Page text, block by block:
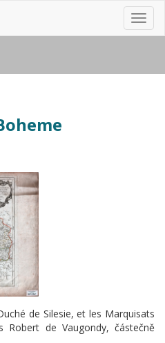
de Silesie, et les Marquisats
Robert de Vaugondy, částečně